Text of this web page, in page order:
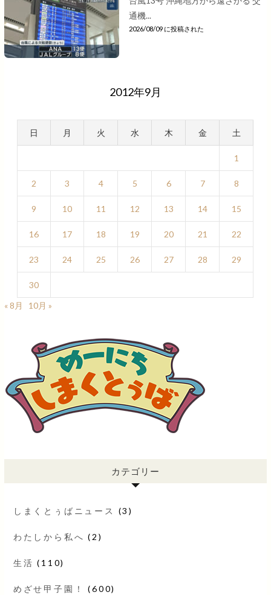
通機...
2026/08/09 に投稿された
2012年9月
日 月 火 水 木 金 土
1
2 3 4 5 6 7 8
9 10 11 12 13 14 15
16 17 18 19 20 21 22
23 24 25 26 27 28 29
30
« 8月
10月 »
カテゴリー
しまくとぅばニュース (3)
わたしから私へ (2)
生活 (110)
めざせ甲子園！ (600)